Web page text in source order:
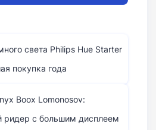
света Philips Hue Starter
покупка года
Boox Lomonosov:
ридер с большим дисплеем